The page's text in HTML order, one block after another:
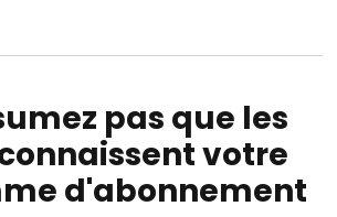
pas que les
votre
d'abonnement